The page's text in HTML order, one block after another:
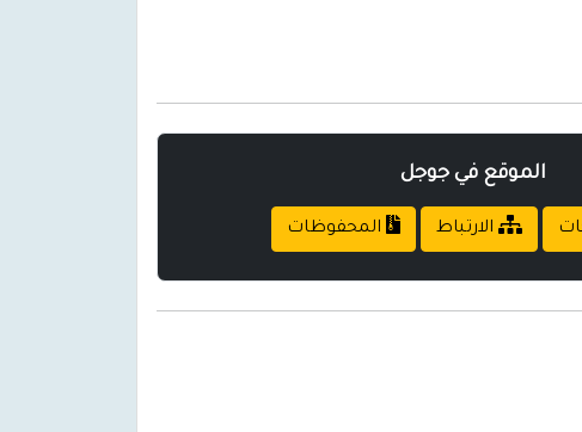
الموقع في جوجل
الارتباط المحفوظات